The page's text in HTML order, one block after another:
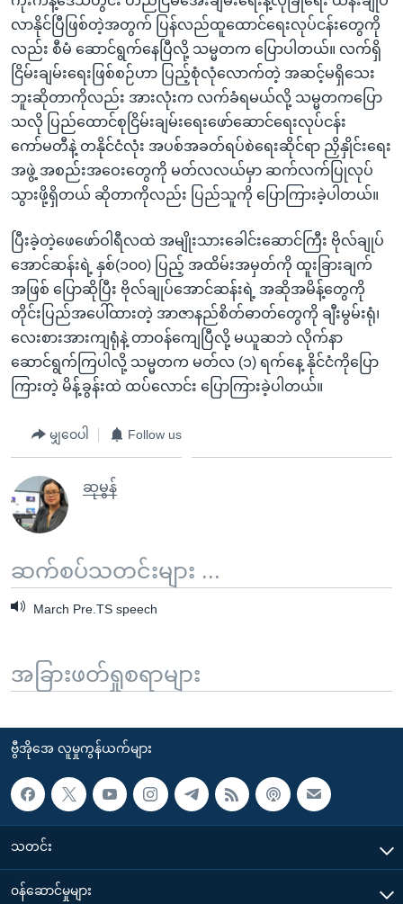
လာနိုင်ပြီဖြစ်တဲ့အတွက် ပြန်လည်ထူထောင်ရေးလုပ်ငန်းတွေကို
လည်း စီမံ ဆောင်ရွက်နေပြီလို့ သမ္မတက ပြောပါတယ်။ လက်ရှိ
ငြိမ်းချမ်းရေးဖြစ်စဉ်ဟာ ပြည့်စုံလုံလောက်တဲ့ အဆင့်မရှိသေး
ဘူးဆိုတာကိုလည်း အားလုံးက လက်ခံရမယ်လို့ သမ္မတကပြော
သလို ပြည်ထောင်စုငြိမ်းချမ်းရေးဖော်ဆောင်ရေးလုပ်ငန်း
ကော်မတီနဲ့ တနိုင်ငံလုံး အပစ်အခတ်ရပ်စဲရေးဆိုင်ရာ ညှိနှိုင်းရေး
အဖွဲ့ အစည်းအဝေးတွေကို မတ်လလယ်မှာ ဆက်လက်ပြုလုပ်
သွားဖို့ရှိတယ် ဆိုတာကိုလည်း ပြည်သူကို ပြောကြားခဲ့ပါတယ်။
ပြီးခဲ့တဲ့ဖေဖော်ဝါရီလထဲ အမျိုးသားခေါင်းဆောင်ကြီး ဗိုလ်ချုပ်
အောင်ဆန်းရဲ့ နှစ်(၁၀၀) ပြည့် အထိမ်းအမှတ်ကို ထူးခြားချက်
အဖြစ် ပြောဆိုပြီး ဗိုလ်ချုပ်အောင်ဆန်းရဲ့ အဆိုအမိန့်တွေကို
တိုင်းပြည်အပေါ်ထားတဲ့ အာဇာနည်စိတ်ဓာတ်တွေကို ချီးမွမ်းရုံ၊
လေးစားအားကျရုံနဲ့ တာဝန်ကျေပြီလို့ မယူဆဘဲ လိုက်နာ
ဆောင်ရွက်ကြပါလို့ သမ္မတက မတ်လ (၁) ရက်နေ့ နိုင်ငံကိုပြော
ကြားတဲ့ မိန့်ခွန်းထဲ ထပ်လောင်း ပြောကြားခဲ့ပါတယ်။
မျှဝေပါ Follow us
ဆုမွန်
ဆက်စပ်သတင်းများ ...
March Pre.TS speech
အခြားဖတ်ရှုစရာများ
ဗွီအိုအေ လူမှုကွန်ယက်များ
သတင်း
၀န်ဆောင်မှုများ